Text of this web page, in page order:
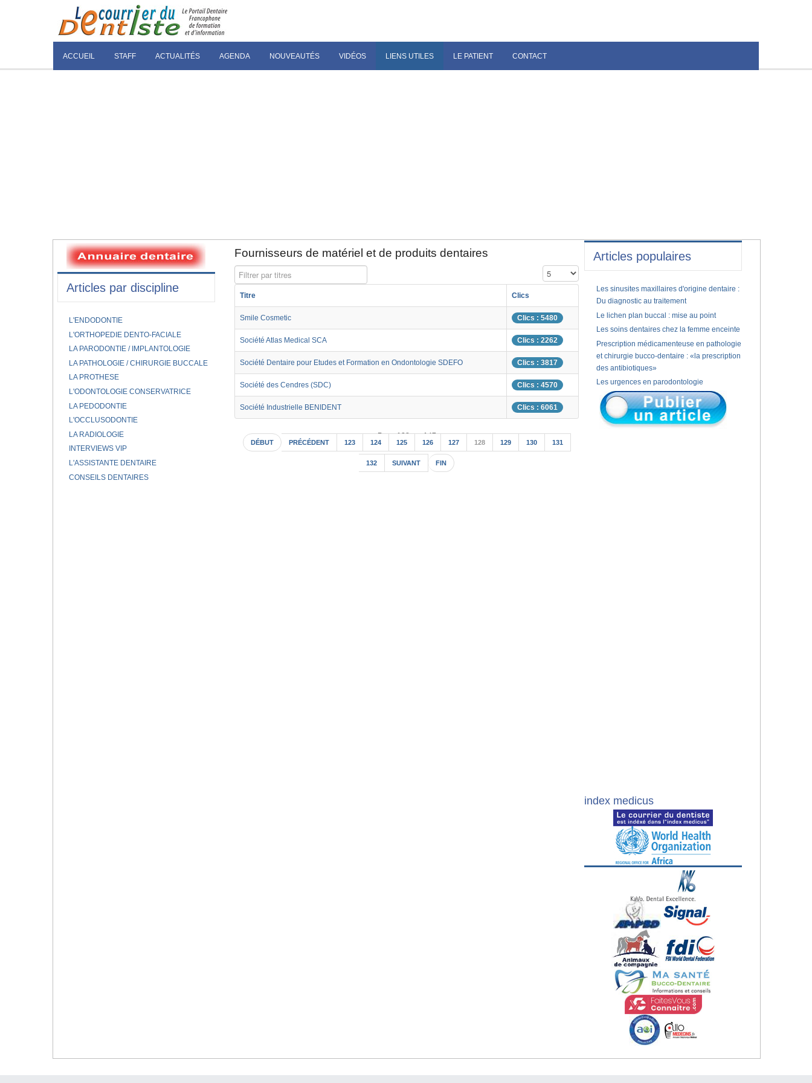
ACCUEIL STAFF ACTUALITÉS AGENDA NOUVEAUTÉS VIDÉOS LIENS UTILES LE PATIENT CONTACT
Fournisseurs de matériel et de produits dentaires
Filtrer par titres Affichage #
Titre Clics
Smile Cosmetic Clics : 5480
Société Atlas Medical SCA Clics : 2262
Société Dentaire pour Etudes et Formation en Ondontologie SDEFO Clics : 3817
Société des Cendres (SDC) Clics : 4570
Société Industrielle BENIDENT Clics : 6061
Page 128 sur 147
DÉBUT PRÉCÉDENT 123 124 125 126 127 128 129 130 131
132 SUIVANT FIN
Articles par discipline
L'ENDODONTIE
L'ORTHOPEDIE DENTO-FACIALE
LA PARODONTIE / IMPLANTOLOGIE
LA PATHOLOGIE / CHIRURGIE BUCCALE
LA PROTHESE
L'ODONTOLOGIE CONSERVATRICE
LA PEDODONTIE
L'OCCLUSODONTIE
LA RADIOLOGIE
INTERVIEWS VIP
L'ASSISTANTE DENTAIRE
CONSEILS DENTAIRES
Articles populaires
Les sinusites maxillaires d'origine dentaire :
Du diagnostic au traitement
Le lichen plan buccal : mise au point
Les soins dentaires chez la femme enceinte
Prescription médicamenteuse en pathologie
et chirurgie bucco-dentaire : «la prescription
des antibiotiques»
Les urgences en parodontologie
index medicus